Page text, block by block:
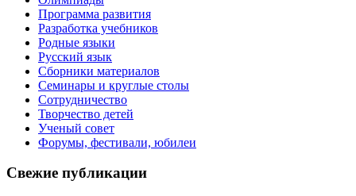
Программа развития
Разработка учебников
Родные языки
Русский язык
Сборники материалов
Семинары и круглые столы
Сотрудничество
Творчество детей
Ученый совет
Форумы, фестивали, юбилеи
Свежие публикации